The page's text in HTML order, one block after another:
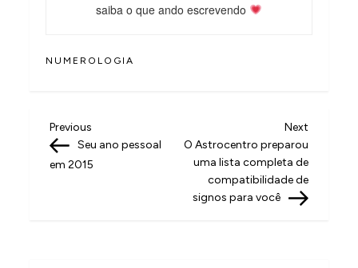
saiba o que ando escrevendo
NUMEROLOGIA
N
a
Previous
Post
Previous
Seu ano pessoal
em 2015
Next
Post
Next
O Astrocentro preparou
uma lista completa de
compatibilidade de
signos para você